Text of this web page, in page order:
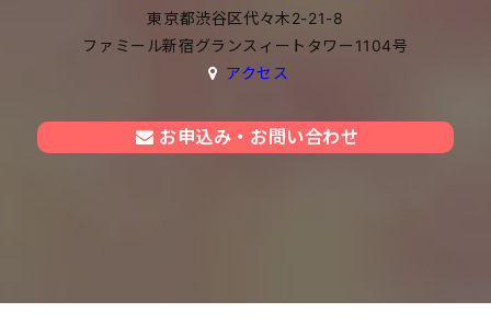
東京都渋谷区代々木2-21-8
ファミール新宿グランスィートタワー1104号
アクセス
お申込み・お問い合わせ